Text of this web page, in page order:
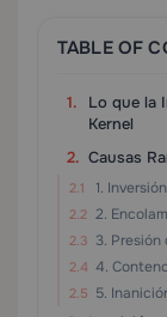
TABLE OF
Lo que la
Kernel
Causas
1.
2.
3. Presión
4.
5.